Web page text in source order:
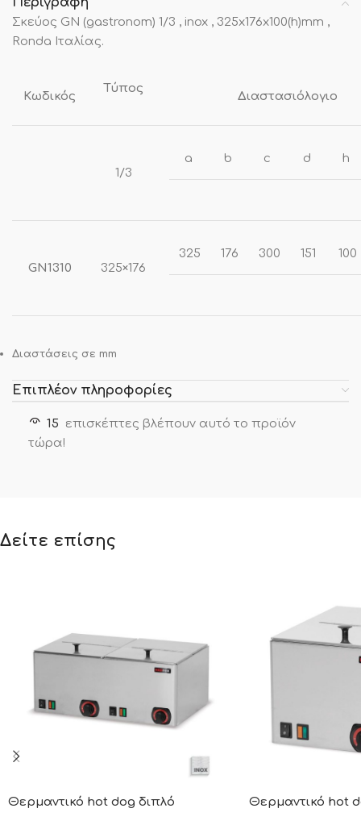
Σκεύος GN (gastronom) 1/3 , inox , 325x176x100(h)mm ,
Ronda Ιταλίας.
Κωδικός
Τύπος
Διαστασιόλογιο
1/3
a b c d h
GN1310 325×176
325 176 300 151 100
Διαστάσεις σε mm
Επιπλέον πληροφορίες
15 επισκέπτες βλέπουν αυτό το προϊόν
τώρα!
Δείτε επίσης
Θερμαντικό hot dog διπλό Θερμαντικό hot